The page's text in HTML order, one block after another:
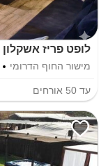
לופט פריז אשקלון
מישור החוף הדרומי
עד 50 אורחים